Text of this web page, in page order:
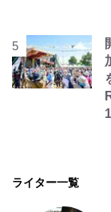
ライター一覧